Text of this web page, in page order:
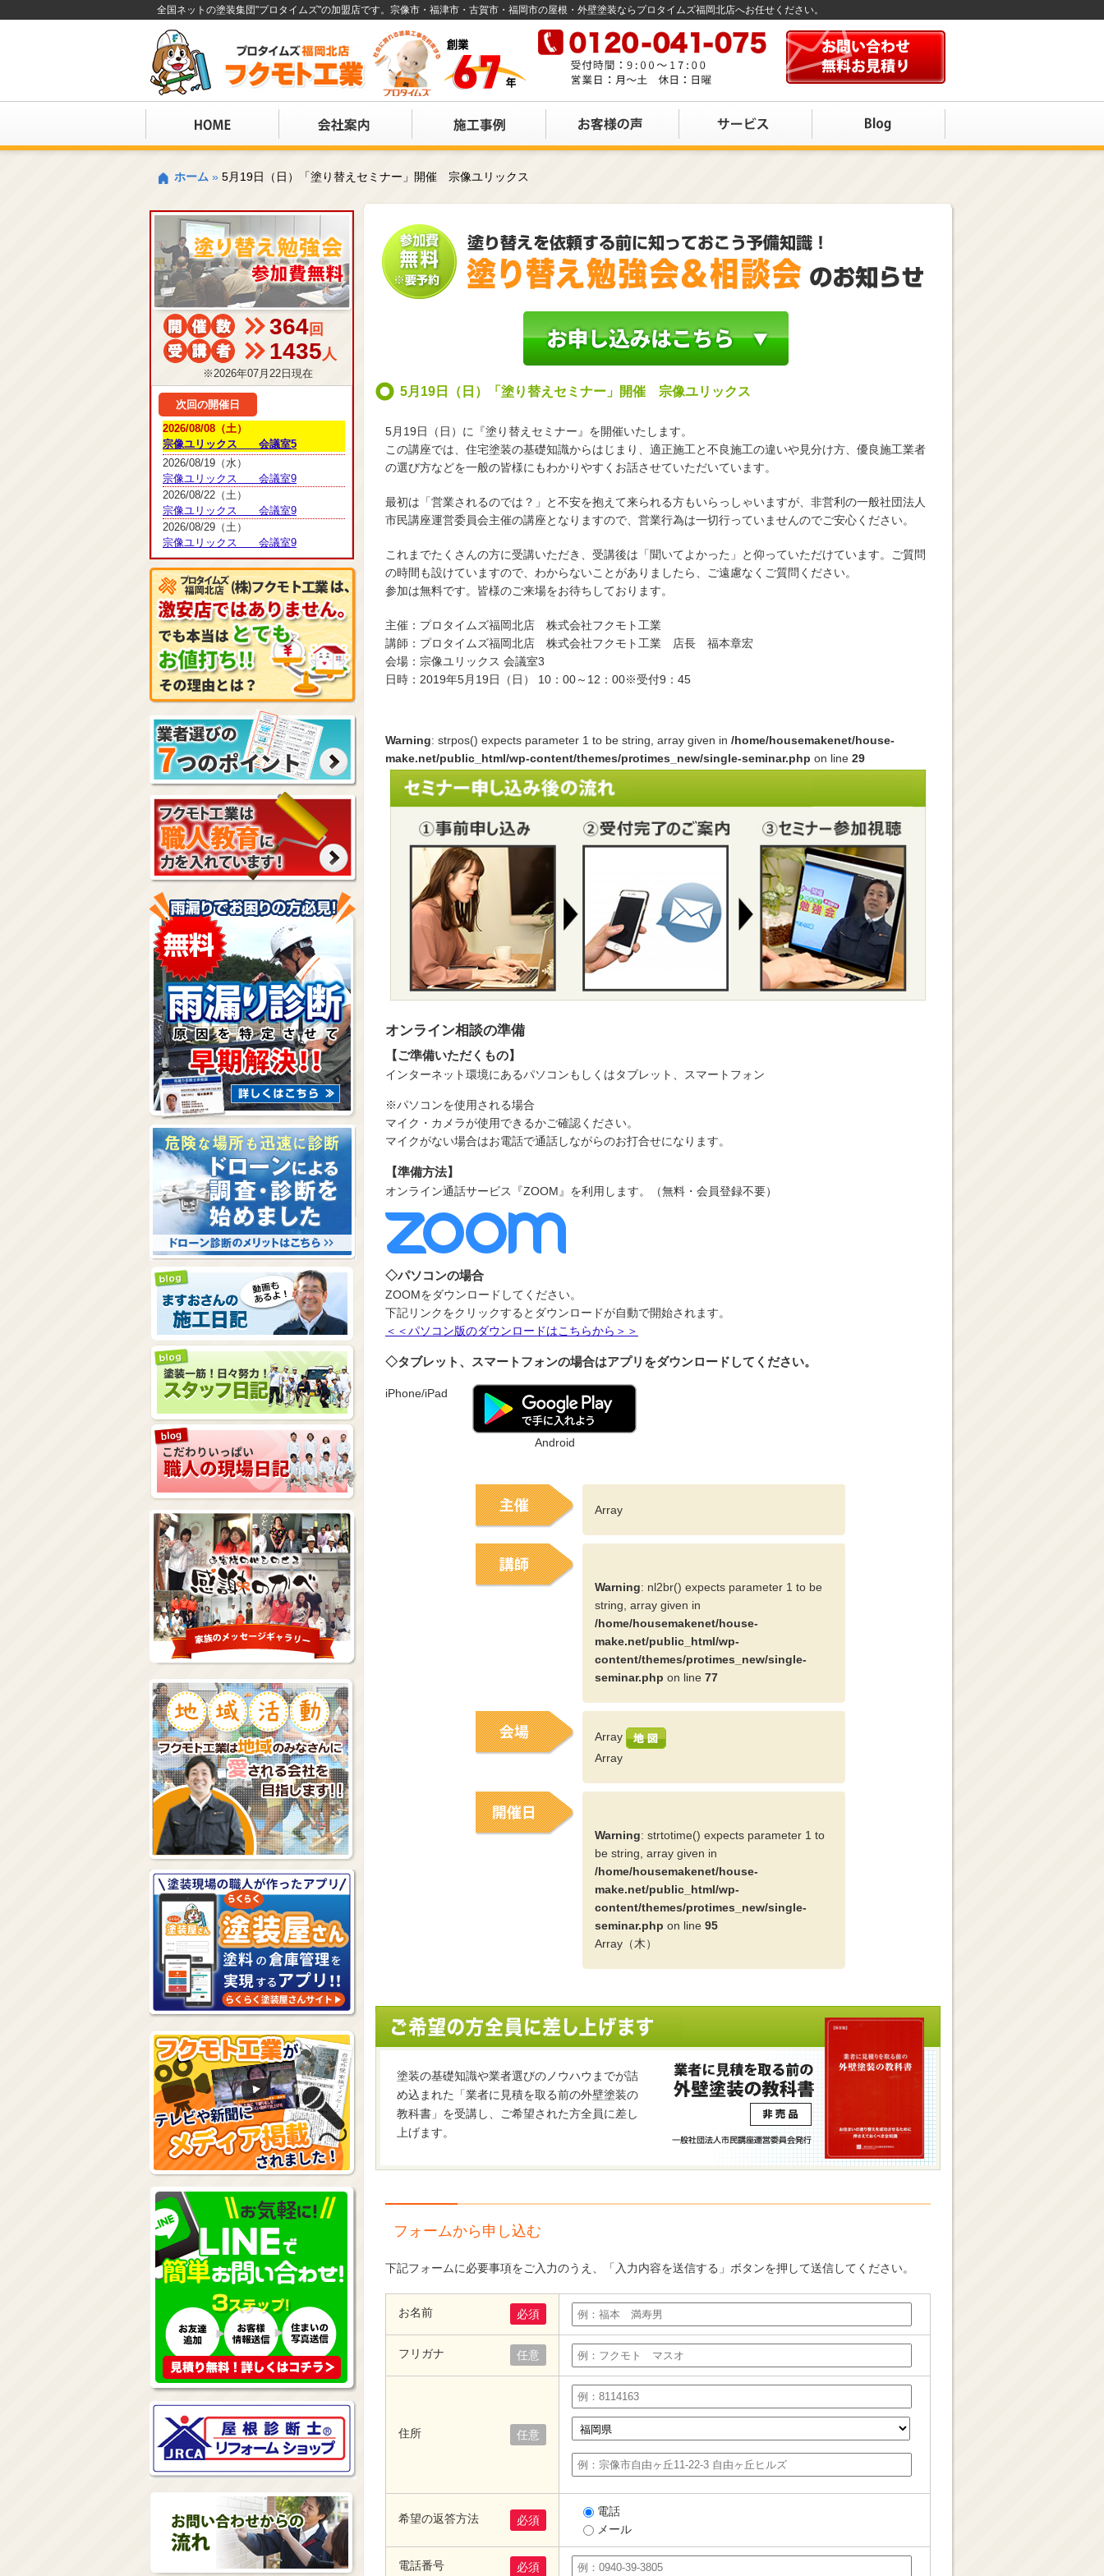
全国ネットの塗装集団"プロタイムズ"の加盟店です。宗像市・福津市・古賀市・福岡市の屋根・外壁塗装ならプロタイムズ福岡北店へお任せください。
ホーム » 5月19日（日）「塗り替えセミナー」開催 宗像ユリックス
5月19日（日）「塗り替えセミナー」開催 宗像ユリックス
5月19日（日）に『塗り替えセミナー』を開催いたします。
この講座では、住宅塗装の基礎知識からはじまり、適正施工と不良施工の違いや見分け方、優良施工業者
の選び方などを一般の皆様にもわかりやすくお話させていただいています。
最初は「営業されるのでは？」と不安を抱えて来られる方もいらっしゃいますが、非営利の一般社団法人
市民講座運営委員会主催の講座となりますので、営業行為は一切行っていませんのでご安心ください。
これまでたくさんの方に受講いただき、受講後は「聞いてよかった」と仰っていただけています。ご質問
の時間も設けていますので、わからないことがありましたら、ご遠慮なくご質問ください。
参加は無料です。皆様のご来場をお待ちしております。
主催：プロタイムズ福岡北店 株式会社フクモト工業
講師：プロタイムズ福岡北店 株式会社フクモト工業 店長 福本章宏
会場：宗像ユリックス 会議室3
日時：2019年5月19日（日） 10：00～12：00※受付9：45
Warning: strpos() expects parameter 1 to be string, array given in /home/housemakenet/house-
make.net/public_html/wp-content/themes/protimes_new/single-seminar.php on line 29
オンライン相談の準備
【ご準備いただくもの】
インターネット環境にあるパソコンもしくはタブレット、スマートフォン
※パソコンを使用される場合
マイク・カメラが使用できるかご確認ください。
マイクがない場合はお電話で通話しながらのお打合せになります。
【準備方法】
オンライン通話サービス『ZOOM』を利用します。（無料・会員登録不要）
◇パソコンの場合
ZOOMをダウンロードしてください。
下記リンクをクリックするとダウンロードが自動で開始されます。
＜＜パソコン版のダウンロードはこちらから＞＞
◇タブレット、スマートフォンの場合はアプリをダウンロードしてください。
iPhone/iPad
Android
Array
Warning: nl2br() expects parameter 1 to be
string, array given in
/home/housemakenet/house-
make.net/public_html/wp-
content/themes/protimes_new/single-
seminar.php on line 77
Array
Array
Warning: strtotime() expects parameter 1 to
be string, array given in
/home/housemakenet/house-
make.net/public_html/wp-
content/themes/protimes_new/single-
seminar.php on line 95
Array（木）
塗装の基礎知識や業者選びのノウハウまでが詰
め込まれた「業者に見積を取る前の外壁塗装の
教科書」を受講し、ご希望された方全員に差し
上げます。
フォームから申し込む
下記フォームに必要事項をご入力のうえ、「入力内容を送信する」ボタンを押して送信してください。
お名前 必須
フリガナ 任意
住所 任意
希望の返答方法 必須
電話
メール
電話番号 必須
364回
1435人
※2026年07月22日現在
次回の開催日
2026/08/08（土）
宗像ユリックス 会議室5
2026/08/19（水）
宗像ユリックス 会議室9
2026/08/22（土）
宗像ユリックス 会議室9
2026/08/29（土）
宗像ユリックス 会議室9